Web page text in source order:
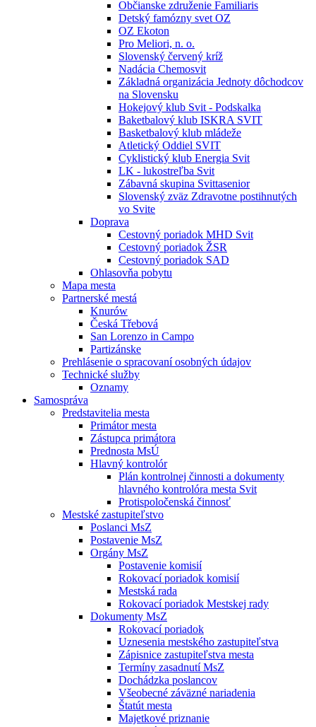
Občianske združenie Familiaris
Detský famózny svet OZ
OZ Ekoton
Pro Meliori, n. o.
Slovenský červený kríž
Nadácia Chemosvit
Základná organizácia Jednoty dôchodcov
na Slovensku
Hokejový klub Svit - Podskalka
Baketbalový klub ISKRA SVIT
Basketbalový klub mládeže
Atletický Oddiel SVIT
Cyklistický klub Energia Svit
LK - lukostreľba Svit
Zábavná skupina Svittasenior
Slovenský zväz Zdravotne postihnutých
vo Svite
Doprava
Cestovný poriadok MHD Svit
Cestovný poriadok ŽSR
Cestovný poriadok SAD
Ohlasovňa pobytu
Mapa mesta
Partnerské mestá
Knurów
Česká Třebová
San Lorenzo in Campo
Partizánske
Prehlásenie o spracovaní osobných údajov
Technické služby
Oznamy
Samospráva
Predstavitelia mesta
Primátor mesta
Zástupca primátora
Prednosta MsÚ
Hlavný kontrolór
Plán kontrolnej činnosti a dokumenty
hlavného kontrolóra mesta Svit
Protispoločenská činnosť
Mestské zastupiteľstvo
Poslanci MsZ
Postavenie MsZ
Orgány MsZ
Postavenie komisií
Rokovací poriadok komisií
Mestská rada
Rokovací poriadok Mestskej rady
Dokumenty MsZ
Rokovací poriadok
Uznesenia mestského zastupiteľstva
Zápisnice zastupiteľstva mesta
Termíny zasadnutí MsZ
Dochádzka poslancov
Všeobecné záväzné nariadenia
Štatút mesta
Majetkové priznanie